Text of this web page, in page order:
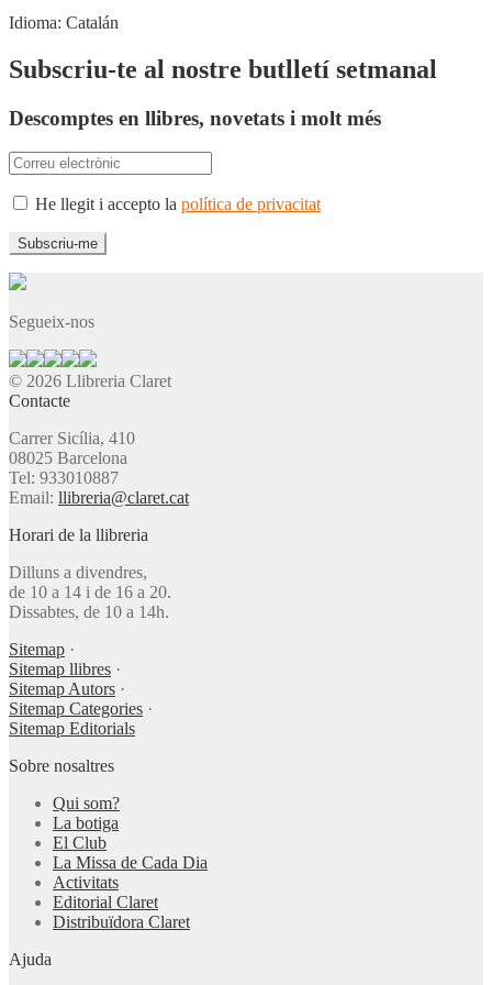
Idioma: Catalán
Subscriu-te al nostre butlletí setmanal
Descomptes en llibres, novetats i molt més
He llegit i accepto la política de privacitat
Segueix-nos
© 2026 Llibreria Claret
Contacte
Carrer Sicília, 410
08025 Barcelona
Tel: 933010887
Email: llibreria@claret.cat
Horari de la llibreria
Dilluns a divendres,
de 10 a 14 i de 16 a 20.
Dissabtes, de 10 a 14h.
Sitemap ·
Sitemap llibres ·
Sitemap Autors ·
Sitemap Categories ·
Sitemap Editorials
Sobre nosaltres
Qui som?
La botiga
El Club
La Missa de Cada Dia
Activitats
Editorial Claret
Distribuïdora Claret
Ajuda